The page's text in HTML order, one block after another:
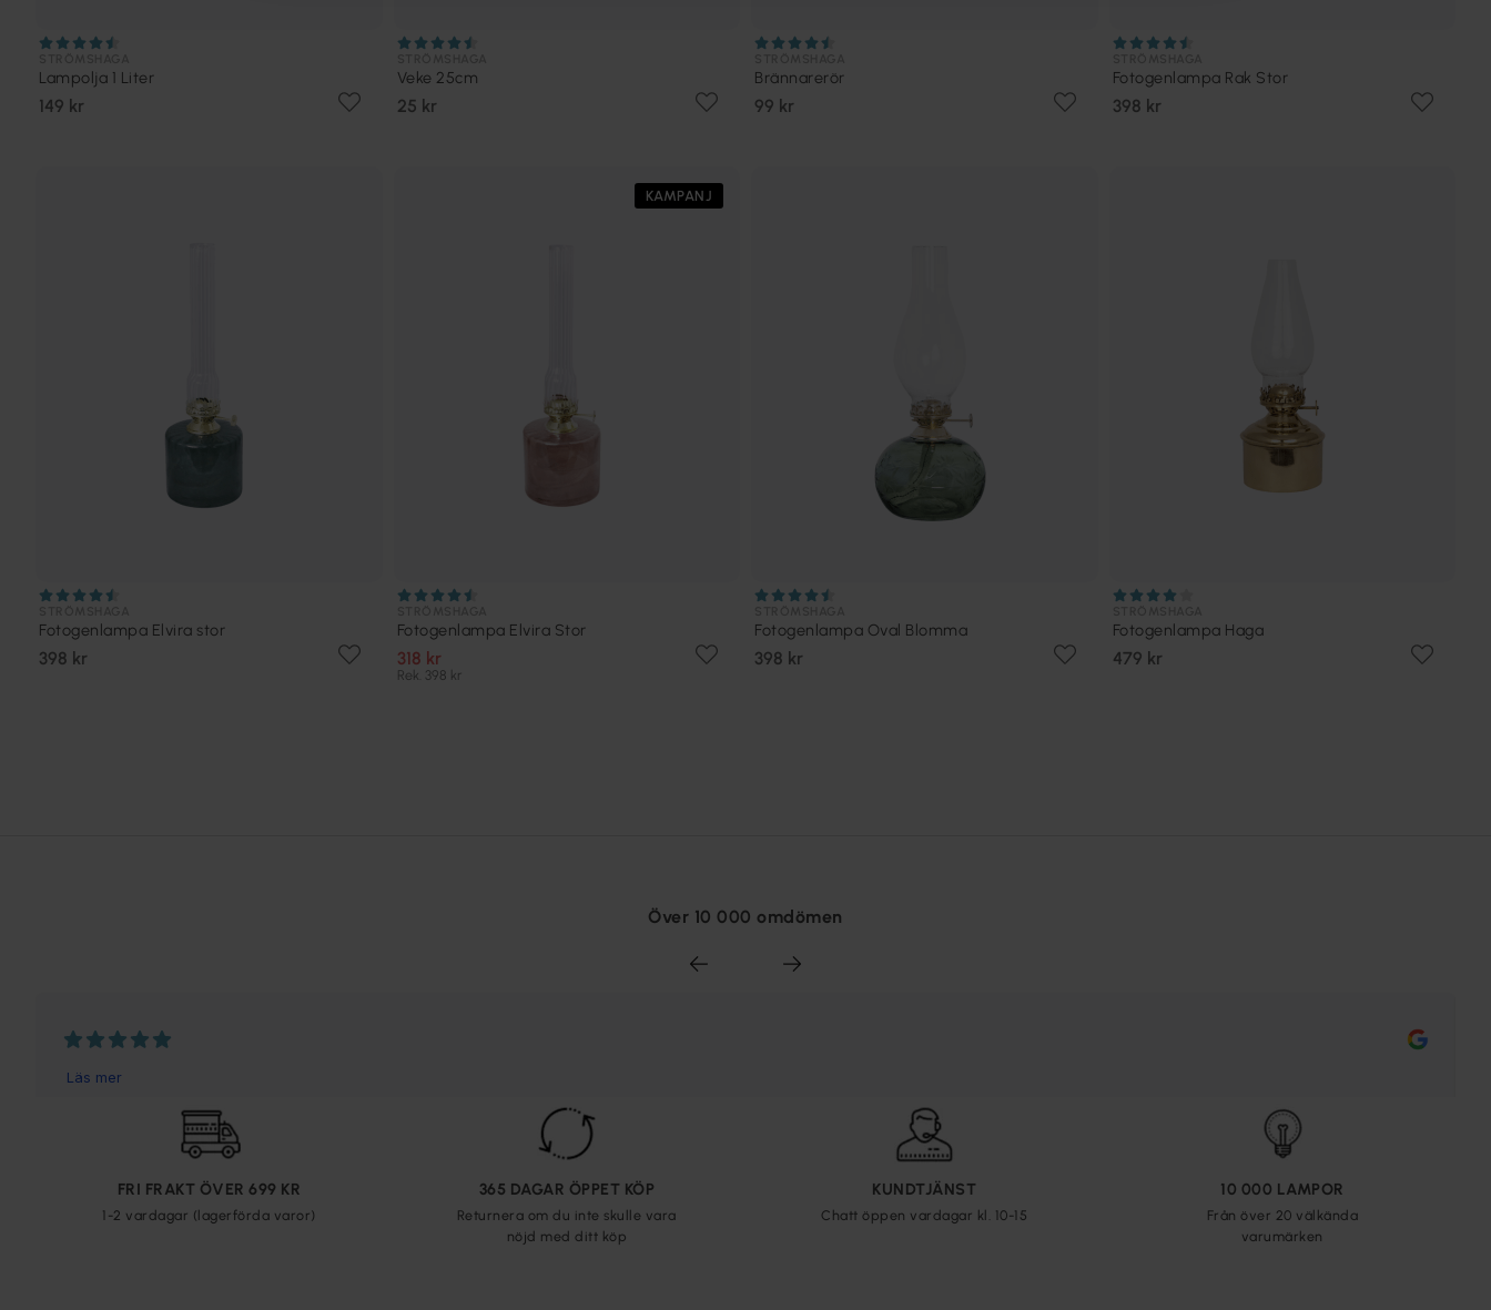
Lampolja 1 Liter
149 kr
Veke 25cm
25 kr
Brännarerör
99 kr
Fotogenlampa Rak Stor
398 kr
Fotogenlampa Elvira stor
398 kr
KAMPANJ
Fotogenlampa Elvira Stor
318 kr
Rek. 398 kr
Fotogenlampa Oval Blomma
398 kr
Fotogenlampa Haga
479 kr
Över 10 000 omdömen
FRI FRAKT ÖVER 699 KR
1-2 vardagar (lagerförda varor)
365 DAGAR ÖPPET KÖP
Returnera om du inte skulle vara
nöjd med ditt köp
KUNDTJÄNST
Chatt öppen vardagar kl. 10-15
10 000 LAMPOR
Från över 20 välkända
varumärken